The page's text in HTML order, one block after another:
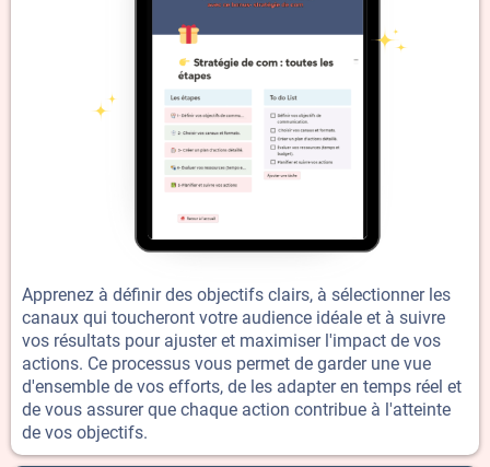
Apprenez à définir des objectifs clairs, à sélectionner les
canaux qui toucheront votre audience idéale et à suivre
vos résultats pour ajuster et maximiser l'impact de vos
actions. Ce processus vous permet de garder une vue
d'ensemble de vos efforts, de les adapter en temps réel et
de vous assurer que chaque action contribue à l'atteinte
de vos objectifs.